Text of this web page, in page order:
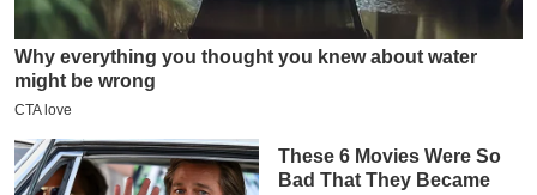
इ
म
ई
-
पे
प